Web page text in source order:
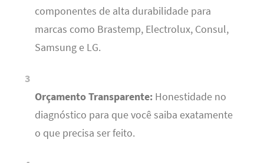
componentes de alta durabilidade para
marcas como Brastemp, Electrolux, Consul,
Samsung e LG.
Orçamento Transparente:Honestidade no
diagnóstico para que você saiba exatamente
o que precisa ser feito.